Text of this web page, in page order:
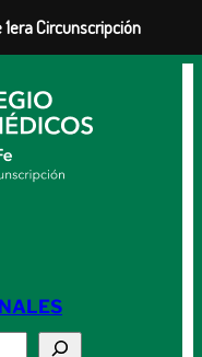
Circunscripción